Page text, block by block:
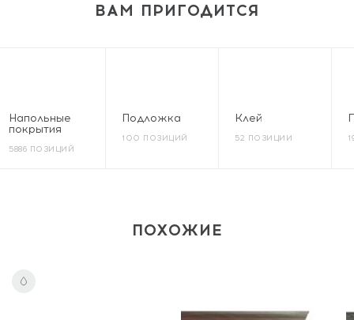
ВАМ ПРИГОДИТСЯ
Напольные
покрытия
5886 ПОЗИЦИЙ
Подложка
100 ПОЗИЦИЙ
Клей
52 ПОЗИЦИИ
ПОХОЖИЕ